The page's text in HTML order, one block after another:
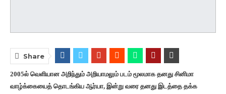
Share
2005ல் வெளியான அறிந்தும் அறியாமலும் படம் மூலமாக தனது சினிமா
வாழ்க்கையைத் தொடங்கிய ஆர்யா, இன்று வரை தனது இடத்தை தக்க